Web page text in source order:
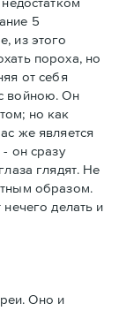
5
из этого
пороха, но
от себя
войною. Он
но как
же является
он сразу
глядят. Не
образом.
делать и
Оно и